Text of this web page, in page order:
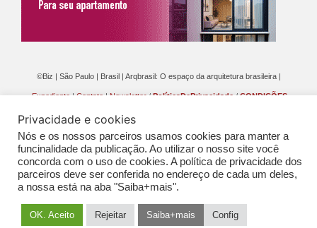
©Biz | São Paulo | Brasil | Arqbrasil: O espaço da arquitetura brasileira |
Expediente|Contato|Newsletter/PolíticaDePrivacidade/CONDIÇÕES
GERAIS DE PUBLICAÇÃO (CGP
Privacidade e cookies
Nós e os nossos parceiros usamos cookies para manter a
funcinalidade da publicação. Ao utilizar o nosso site você
concorda com o uso de cookies. A política de privacidade dos
parceiros deve ser conferida no endereço de cada um deles,
a nossa está na aba "Saiba+mais".
OK. Aceito Rejeitar Saiba+mais Config